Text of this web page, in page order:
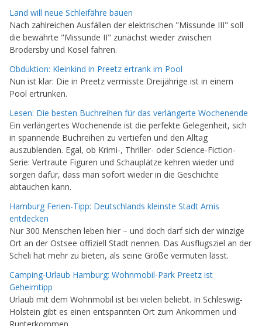
Land will neue Schleifähre bauen
Nach zahlreichen Ausfällen der elektrischen "Missunde III" soll
die bewährte "Missunde II" zunächst wieder zwischen
Brodersby und Kosel fahren.
Obduktion: Kleinkind in Preetz ertrank im Pool
Nun ist klar: Die in Preetz vermisste Dreijährige ist in einem
Pool ertrunken.
Lesen: Die besten Buchreihen für das verlängerte Wochenende
Ein verlängertes Wochenende ist die perfekte Gelegenheit, sich
in spannende Buchreihen zu vertiefen und den Alltag
auszublenden. Egal, ob Krimi-, Thriller- oder Science-Fiction-
Serie: Vertraute Figuren und Schauplätze kehren wieder und
sorgen dafür, dass man sofort wieder in die Geschichte
abtauchen kann.
Hamburg Ferien-Tipp: Deutschlands kleinste Stadt Arnis
entdecken
Nur 300 Menschen leben hier – und doch darf sich der winzige
Ort an der Ostsee offiziell Stadt nennen. Das Ausflugsziel an der
Scheli hat mehr zu bieten, als seine Größe vermuten lässt.
Camping-Urlaub Hamburg: Wohnmobil-Park Preetz ist
Geheimtipp
Urlaub mit dem Wohnmobil ist bei vielen beliebt. In Schleswig-
Holstein gibt es einen entspannten Ort zum Ankommen und